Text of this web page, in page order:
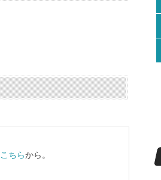
こちらから。